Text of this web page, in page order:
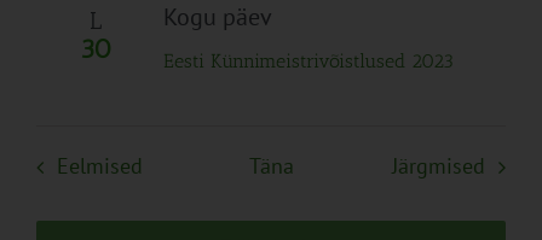
L
30
Kogu päev
Eesti Künnimeistrivõistlused 2023
Eelmised SündmusedTäna Järgmised